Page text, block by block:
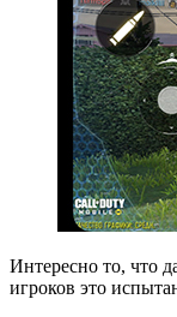
Интересно то, что
игроков это